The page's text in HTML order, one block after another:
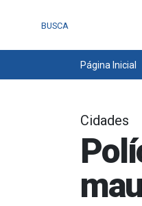
BUSCA
Página Inicial
Cidades